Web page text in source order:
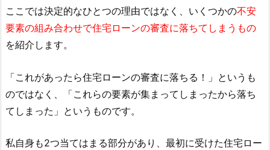
ここでは決定的なひとつの理由ではなく、いくつかの不安
要素の組み合わせで住宅ローンの審査に落ちてしまうもの
を紹介します。
「これがあったら住宅ローンの審査に落ちる！」というも
のではなく、「これらの要素が集まってしまったから落ち
てしまった」というものです。
私自身も2つ当てはまる部分があり、最初に受けた住宅ロー